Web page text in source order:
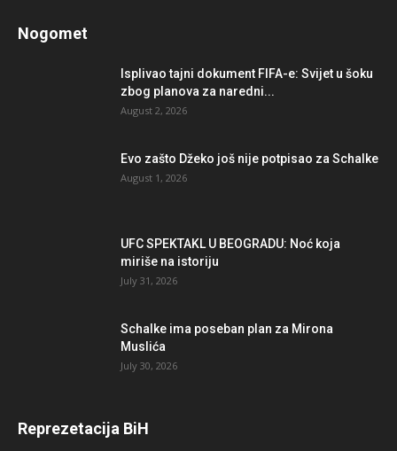
Nogomet
Isplivao tajni dokument FIFA-e: Svijet u šoku
zbog planova za naredni...
August 2, 2026
Evo zašto Džeko još nije potpisao za Schalke
August 1, 2026
UFC SPEKTAKL U BEOGRADU: Noć koja
miriše na istoriju
July 31, 2026
Schalke ima poseban plan za Mirona
Muslića
July 30, 2026
Reprezetacija BiH